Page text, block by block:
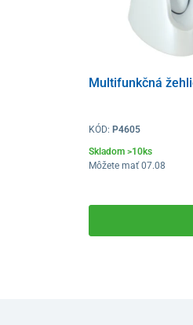
Multifunkčná
KÓD: P4605
Skladom >10ks
Môžete mať 07.08